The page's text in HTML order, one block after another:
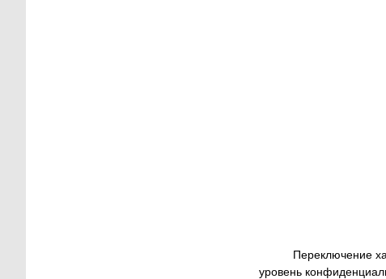
Переключение
уровень